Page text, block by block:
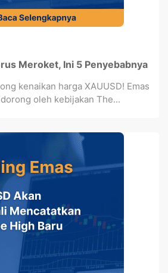
Meroket, Ini 5 Penyebabnya
kenaikan harga XAUUSD! Emas
oleh kebijakan The...